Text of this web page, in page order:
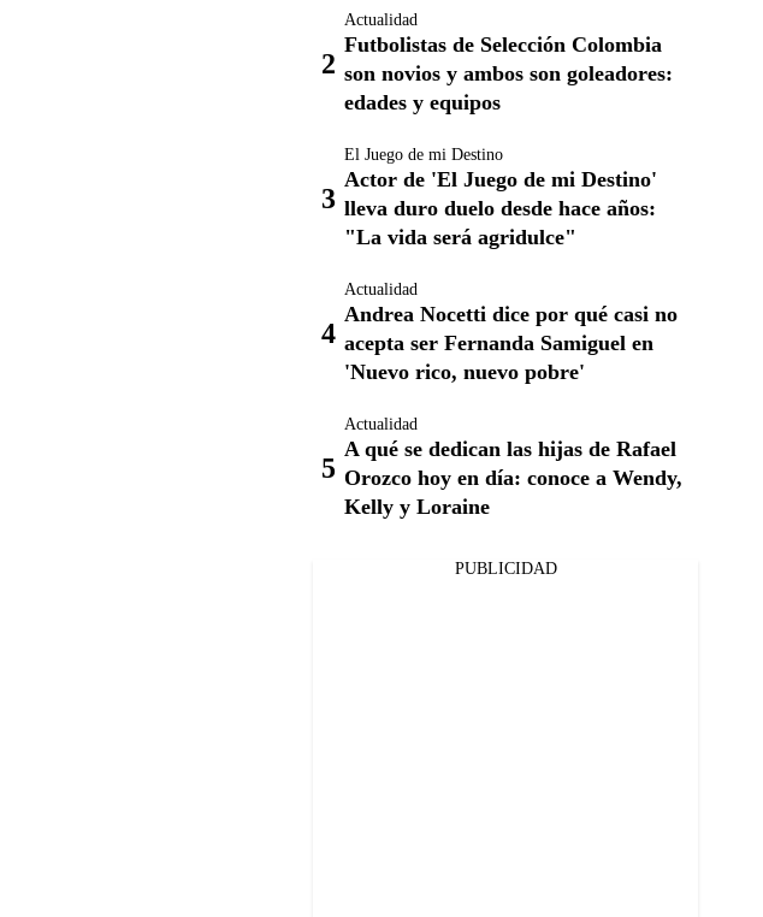
Actualidad
Futbolistas de Selección Colombia
son novios y ambos son goleadores:
edades y equipos
El Juego de mi Destino
Actor de 'El Juego de mi Destino'
lleva duro duelo desde hace años:
"La vida será agridulce"
Actualidad
Andrea Nocetti dice por qué casi no
acepta ser Fernanda Samiguel en
'Nuevo rico, nuevo pobre'
Actualidad
A qué se dedican las hijas de Rafael
Orozco hoy en día: conoce a Wendy,
Kelly y Loraine
PUBLICIDAD